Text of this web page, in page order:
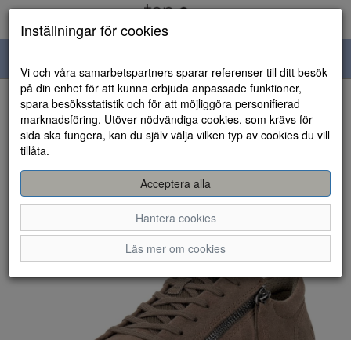
navigation
HEM
Inställningar för cookies
Vi och våra samarbetspartners sparar referenser till ditt besök
på din enhet för att kunna erbjuda anpassade funktioner,
spara besöksstatistik och för att möjliggöra personifierad
marknadsföring. Utöver nödvändiga cookies, som krävs för
sida ska fungera, kan du själv välja vilken typ av cookies du vill
tillåta.
Acceptera alla
Hantera cookies
Läs mer om cookies